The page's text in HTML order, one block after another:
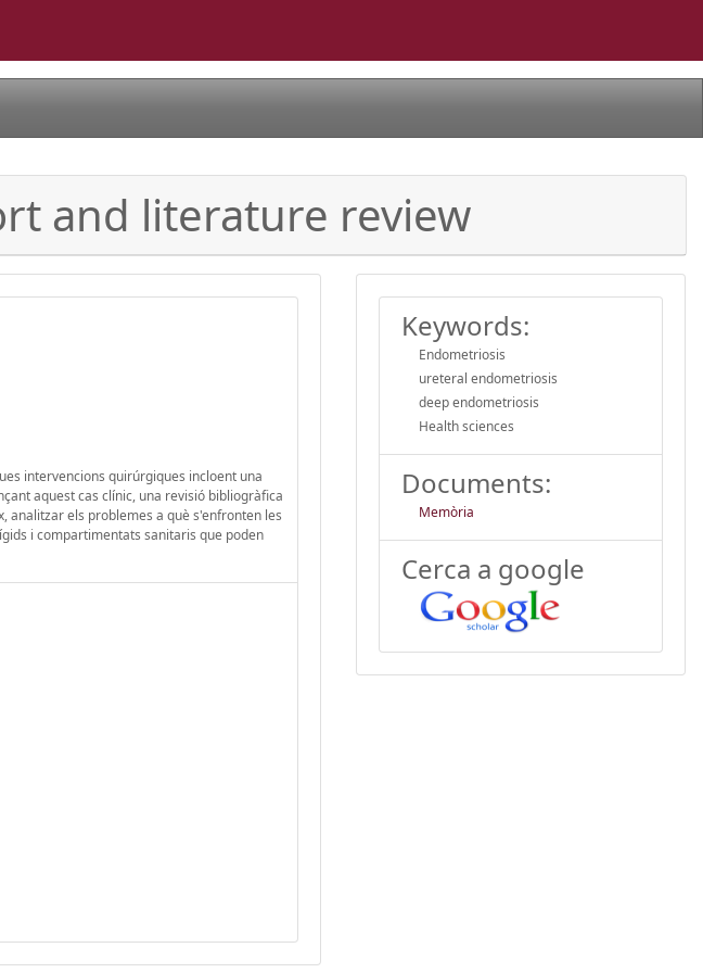
and literature review
intervencions quirúrgiques incloent una
aquest cas clínic, una revisió bibliogràfica
analitzar els problemes a què s'enfronten les
i compartimentats sanitaris que poden
Keywords:
Endometriosis
ureteral endometriosis
deep endometriosis
Health sciences
Documents:
Memòria
Cerca a google